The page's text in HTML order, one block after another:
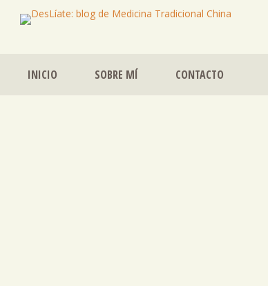
INICIO SOBRE MÍ CONTACTO